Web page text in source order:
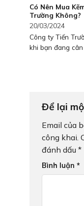
Có Nên Mua
Trường Không?
20/03/2024
Công ty Tiến
khi bạn đang cân
Để lại
Email của
công khai.
đánh dấu *
Bình luận *